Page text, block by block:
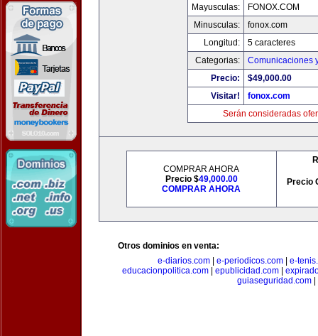
Mayusculas:
FONOX.COM
Minusculas:
fonox.com
Longitud:
5 caracteres
Categorias:
Comunicaciones
Precio:
$49,000.00
Visitar!
fonox.com
Serán consideradas
COMPRAR AHORA
Precio $49,000.00
COMPRAR AHORA
Precio
Otros dominios en venta:
e-diarios.com
e-periodicos.com
e-
educacionpolitica.com
epublicidad.com
guiaseguridad.com|